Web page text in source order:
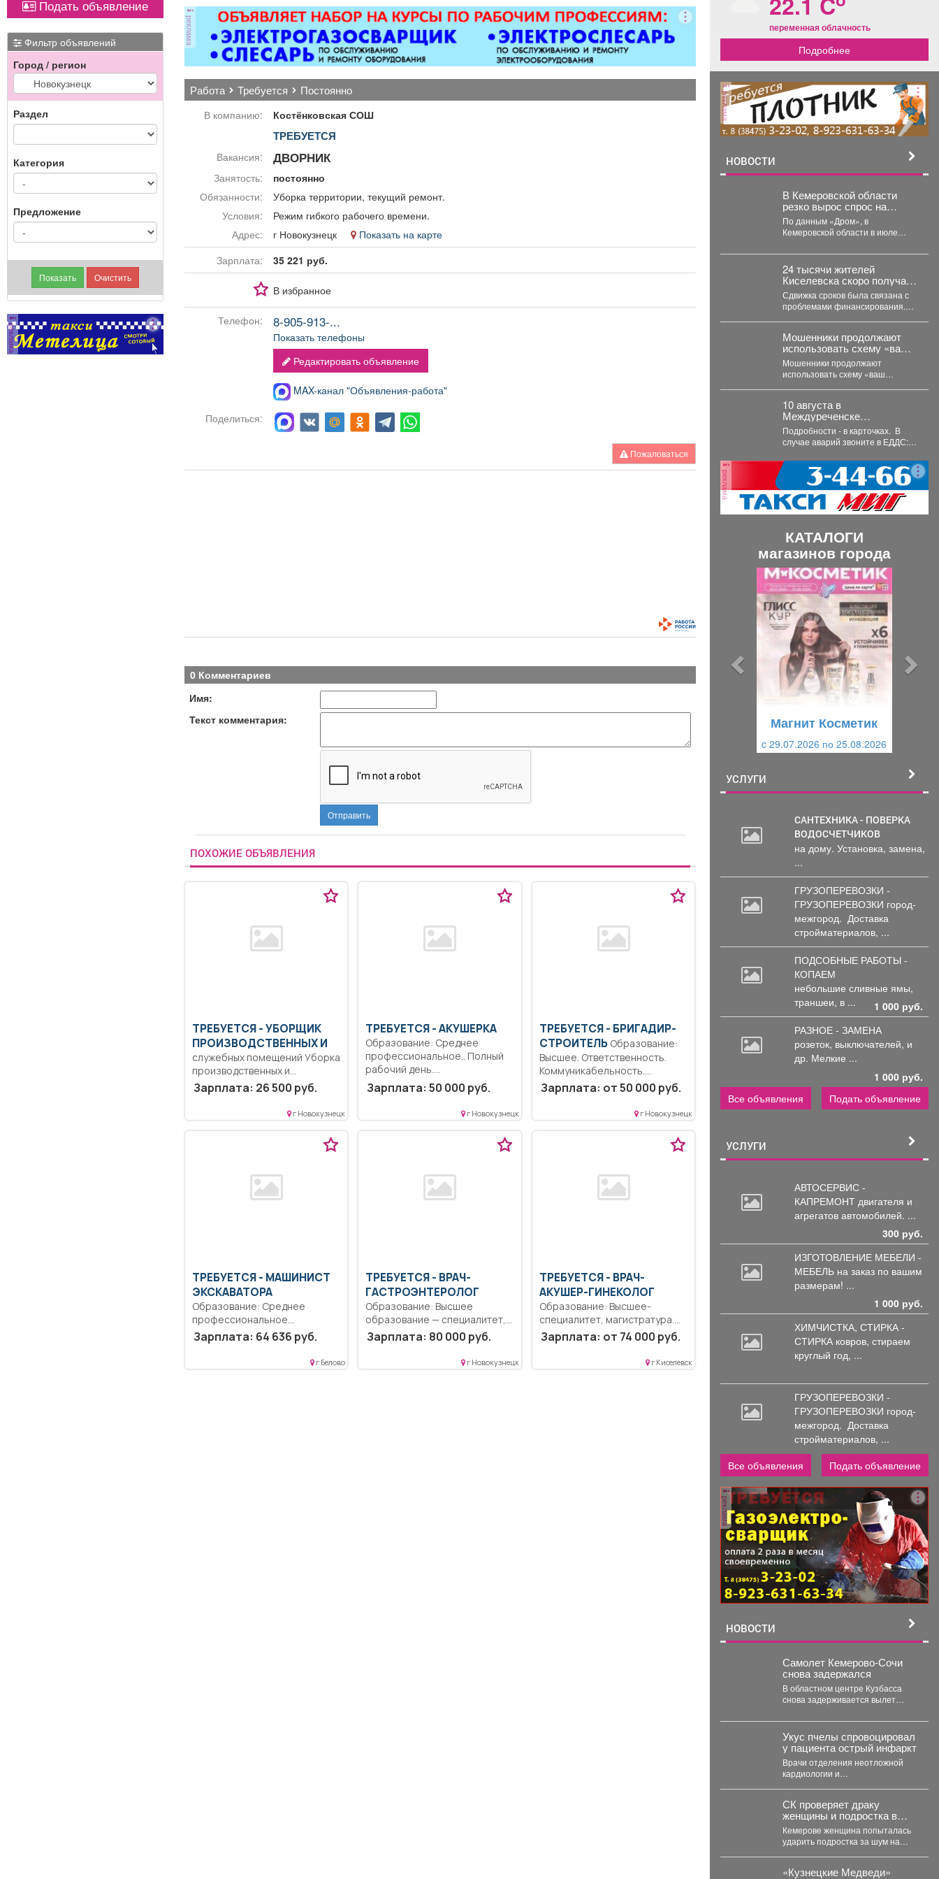
Вывоз мусора.
оборудованием,
имеется парковка, торг
уместен.
апартаментов.
-Комплектация номеров
всем необходимым
перед заселением
постояльцев. -Смена
постельного белья и
-Пополнение запаса
гигиены, а также мини-
бара. -Уборка зон
служебных помещений.
договор Количество
бизнес и туризм Смены:
откатные ворота; все
виды сварочных работ;
металлоконструкции;
бетонные работы
любой сложности.
Пенсионерам скидка
Подать объявление
Фильтр объявлений
Город / регион
Раздел
Категория
Предложение
реклама
реклама
работа требуется постоянно
В компанию: Костёнковская СОШ
ТРЕБУЕТСЯ
Вакансия: ДВОРНИК
Занятость:
постоянно
Обязанности:
Уборка территории, текущий ремонт.
Условия:
Режим гибкого рабочего времени.
Адрес:
г Новокузнецк
Показать на карте
Зарплата:
35 221 руб.
В избранное
Телефон: 8-905-913-...
Показать телефоны
Редактировать объявление
MAX-канал "Объявления-работа"
Поделиться:
Пожаловаться
0 Комментариев
Имя:
Текст комментария:
Отправить
ПОХОЖИЕ ОБЪЯВЛЕНИЯ
ТРЕБУЕТСЯ - УБОРЩИК
ПРОИЗВОДСТВЕННЫХ И
служебных помещений Уборка
производственных и
служебных помещений..
Неполный рабочий день/
Зарплата: 26 500 руб.
г Новокузнецк
ТРЕБУЕТСЯ - АКУШЕРКА
Образование: Среднее
профессиональное.. Полный
рабочий день.
Единовременная денежная
выплата молодым...
Зарплата: 50 000 руб.
г Новокузнецк
ТРЕБУЕТСЯ - БРИГАДИР-
СТРОИТЕЛЬОбразование:
Высшее. Ответственность.
Коммуникабельность.
Дисциплинированность.
Знание основ работы с
Зарплата: от 50 000 руб.
г Новокузнецк
ТРЕБУЕТСЯ - МАШИНИСТ
ЭКСКАВАТОРА
Образование: Среднее
профессиональное
образование.. Выполнение
работы по эксплуатации,
Зарплата: 64 636 руб.
г Белово
ТРЕБУЕТСЯ - ВРАЧ-
ГАСТРОЭНТЕРОЛОГ
Образование: Высшее
образование — специалитет,
магистратура.. Обязанности
врач-гастроэнтеролога..
Зарплата: 80 000 руб.
г Новокузнецк
ТРЕБУЕТСЯ - ВРАЧ-
АКУШЕР-ГИНЕКОЛОГ
Образование: Высшее-
специалитет, магистратура.
Ответственность.
Дисциплинированность..
Выполнение должностных
обязанностей согласно
Зарплата: от 74 000 руб.
г Киселевск
переменная облачность
Подробнее
реклама
НОВОСТИ
В Кемеровской области
резко вырос спрос на
подержанные
электромобили
По данным «Дром», в
Кемеровской области в июле
электромобилей увеличился на
233...
24 тысячи жителей
Киселевска скоро получат
новую современную
поликлинику.
Сдвижка сроков была связана с
проблемами финансирования.
Мошенники продолжают
использовать схему «ваш
родственник попал в
беду», но теперь все чаще
применяют современные
технологии.
Мошенники продолжают
использовать схему «ваш
современные...
10 августа в
Междуреченске
запланированы
отключения.
Подробности - в карточках. ️ В
случае аварий звоните в ЕДДС:
реклама
КАТАЛОГИ
магазинов города
Магнит Косметик
c 29.07.2026 по 25.08.2026
УСЛУГИ
САНТЕХНИКА - ПОВЕРКА
ВОДОСЧЕТЧИКОВ
на дому. Установка, замена,
...
ГРУЗОПЕРЕВОЗКИ -
ГРУЗОПЕРЕВОЗКИ город-
межгород. Доставка
стройматериалов, ...
ПОДСОБНЫЕ РАБОТЫ -
КОПАЕМ
небольшие сливные ямы,
траншеи, в ...
1 000 руб.
РАЗНОЕ - ЗАМЕНА
розеток, выключателей, и
др. Мелкие ...
1 000 руб.
Все объявления
Подать объявление
УСЛУГИ
АВТОСЕРВИС -
КАПРЕМОНТ двигателя и
агрегатов автомобилей. ...
300 руб.
ИЗГОТОВЛЕНИЕ МЕБЕЛИ -
МЕБЕЛЬ на заказ по вашим
размерам! ...
1 000 руб.
ХИМЧИСТКА, СТИРКА -
СТИРКА ковров, стираем
круглый год, ...
ГРУЗОПЕРЕВОЗКИ -
ГРУЗОПЕРЕВОЗКИ город-
межгород. Доставка
стройматериалов, ...
Все объявления
Подать объявление
реклама
НОВОСТИ
Самолет Кемерово-Сочи
снова задержался
В областном центре Кузбасса
снова задерживается вылет
августа, задерживается...
Укус пчелы спровоцировал
у пациента острый инфаркт
Врачи отделения неотложной
кардиологии и
Первой больницы спасли 45-
летнего пациента,...
СК проверяет драку
женщины и подростка в
Кемерове
Кемерове женщина попыталась
ударить подростка за шум на
«Кузнецкие Медведи»